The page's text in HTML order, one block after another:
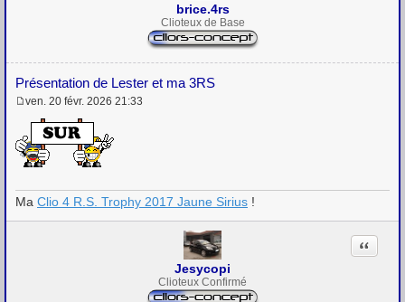
brice.4rs
Clioteux de Base
Présentation de Lester et ma 3RS
e
s
s
a
e
ven. 20 févr. 2026 21:33
Ma Clio 4 R.S. Trophy 2017 Jaune Sirius !
Jesycopi
Clioteux Confirmé
Citation